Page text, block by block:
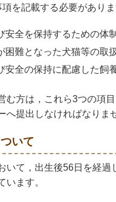
を記載する必要がありま
安全を保持するための体
困難となった犬猫等の取
安全の保持に配慮した飼
む方は，これら3つの項
提出しなければなりま
いて
いて，出生後56日を経過
います。